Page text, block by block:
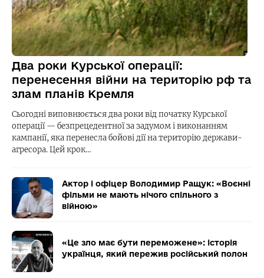
Два роки Курської операції:
перенесення війни на територію рф та
злам планів Кремля
Сьогодні виповнюється два роки від початку Курської
операції — безпрецедентної за задумом і виконанням
кампанії, яка перенесла бойові дії на територію держави-
агресора. Цей крок…
Актор і офіцер Володимир Ращук: «Воєнні
фільми не мають нічого спільного з
війною»
«Це зло має бути переможене»: історія
українця, який пережив російський полон